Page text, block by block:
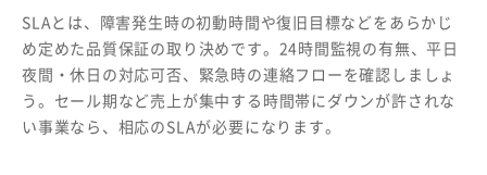
SLAとは、障害発生時の初動時間や復旧目標などをあらかじ
め定めた品質保証の取り決めです。24時間監視の有無、平日
夜間・休日の対応可否、緊急時の連絡フローを確認しましょ
う。セール期など売上が集中する時間帯にダウンが許されな
い事業なら、相応のSLAが必要になります。